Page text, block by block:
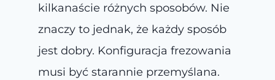
kilkanaście różnych sposobów. Nie
znaczy to jednak, że każdy sposób
jest dobry. Konfiguracja frezowania
musi być starannie przemyślana.